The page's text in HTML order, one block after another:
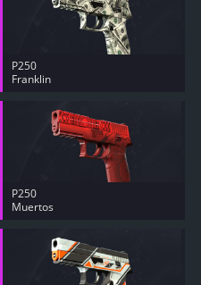
P250
Franklin
P250
Muertos